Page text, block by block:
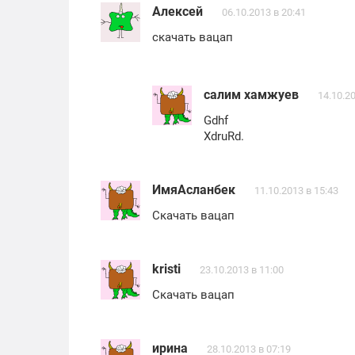
Алексей 06.10.2013 в 20:41
скачать вацап
салим хамжуев
Gdhf
XdruRd.
ИмяАсланбек 11.10.2013 в 15:43
Скачать вацап
kristi 23.10.2013 в 11:00
Скачать вацап
ирина 28.10.2013 в 07:19